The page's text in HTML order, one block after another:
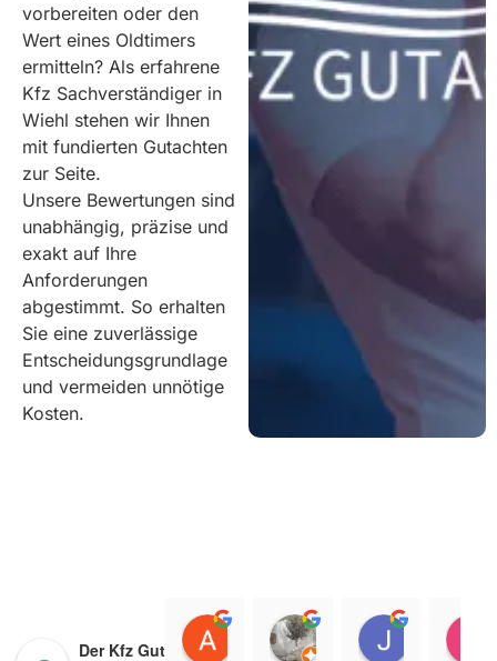
vorbereiten oder den
Wert eines Oldtimers
ermitteln? Als erfahrene
Kfz Sachverständiger in
Wiehl stehen wir Ihnen
mit fundierten Gutachten
zur Seite.
Unsere Bewertungen sind
unabhängig, präzise und
exakt auf Ihre
Anforderungen
abgestimmt. So erhalten
Sie eine zuverlässige
Entscheidungsgrundlage
und vermeiden unnötige
Kosten.
Der Kfz Gutachter
Angela Pink
18:29 20 Jan 25
lara arslan
16:40 19 Dec 24
Joanna S
12:14 26